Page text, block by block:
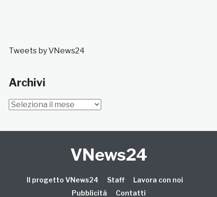
Tweets by VNews24
Archivi
Archivi
VNews24
Il progetto VNews24 Staff
Lavora con noi
Pubblicità
Contatti